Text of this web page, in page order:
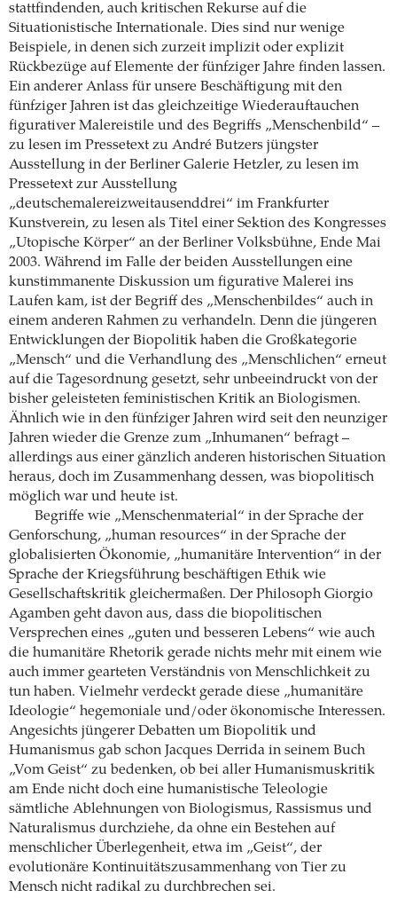
stattfindenden, auch kritischen Rekurse auf die
Situationistische Internationale. Dies sind nur wenige
Beispiele, in denen sich zurzeit implizit oder explizit
Rückbezüge auf Elemente der fünfziger Jahre finden lassen.
Ein anderer Anlass für unsere Beschäftigung mit den
fünfziger Jahren ist das gleichzeitige Wiederauftauchen
figurativer Malereistile und des Begriffs „Menschenbild“ –
zu lesen im Pressetext zu André Butzers jüngster
Ausstellung in der Berliner Galerie Hetzler, zu lesen im
Pressetext zur Ausstellung
„deutschemalereizweitausenddrei“ im Frankfurter
Kunstverein, zu lesen als Titel einer Sektion des Kongresses
„Utopische Körper“ an der Berliner Volksbühne, Ende Mai
2003. Während im Falle der beiden Ausstellungen eine
kunstimmanente Diskussion um figurative Malerei ins
Laufen kam, ist der Begriff des „Menschenbildes“ auch in
einem anderen Rahmen zu verhandeln. Denn die jüngeren
Entwicklungen der Biopolitik haben die Großkategorie
„Mensch“ und die Verhandlung des „Menschlichen“ erneut
auf die Tagesordnung gesetzt, sehr unbeeindruckt von der
bisher geleisteten feministischen Kritik an Biologismen.
Ähnlich wie in den fünfziger Jahren wird seit den neunziger
Jahren wieder die Grenze zum „Inhumanen“ befragt –
allerdings aus einer gänzlich anderen historischen Situation
heraus, doch im Zusammenhang dessen, was biopolitisch
möglich war und heute ist.
Begriffe wie „Menschenmaterial“ in der Sprache der
Genforschung, „human resources“ in der Sprache der
globalisierten Ökonomie, „humanitäre Intervention“ in der
Sprache der Kriegsführung beschäftigen Ethik wie
Gesellschaftskritik gleichermaßen. Der Philosoph Giorgio
Agamben geht davon aus, dass die biopolitischen
Versprechen eines „guten und besseren Lebens“ wie auch
die humanitäre Rhetorik gerade nichts mehr mit einem wie
auch immer gearteten Verständnis von Menschlichkeit zu
tun haben. Vielmehr verdeckt gerade diese „humanitäre
Ideologie“ hegemoniale und/oder ökonomische Interessen.
Angesichts jüngerer Debatten um Biopolitik und
Humanismus gab schon Jacques Derrida in seinem Buch
„Vom Geist“ zu bedenken, ob bei aller Humanismuskritik
am Ende nicht doch eine humanistische Teleologie
sämtliche Ablehnungen von Biologismus, Rassismus und
Naturalismus durchziehe, da ohne ein Bestehen auf
menschlicher Überlegenheit, etwa im „Geist“, der
evolutionäre Kontinuitätszusammenhang von Tier zu
Mensch nicht radikal zu durchbrechen sei.